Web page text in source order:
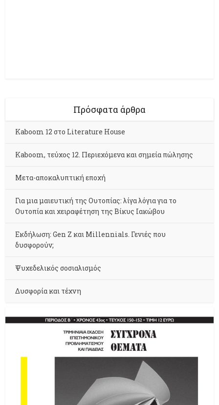
Πρόσφατα άρθρα
Kaboom 12 στο Literature House
Kaboom, τεύχος 12. Περιεχόμενα και σημεία πώλησης
Μετα-αποκαλυπτική εποχή
Για μια μαιευτική της Ουτοπίας: λίγα λόγια για το
Ουτοπία και χειραφέτηση της Βίκυς Ιακώβου
Εκδήλωση: Gen Z και Millennials. Γενιές που
δυσφορούν;
Ψυχεδελικός σοσιαλισμός
Δυσφορία και τέχνη